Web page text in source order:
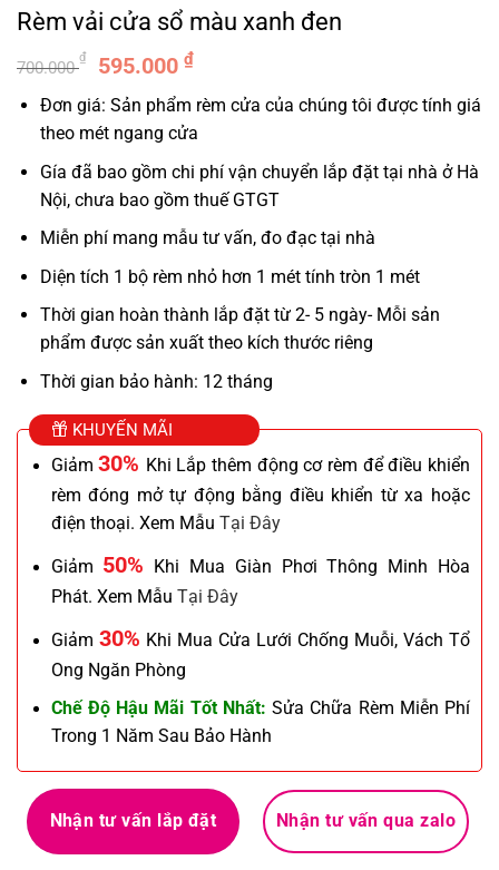
Rèm vải cửa sổ màu xanh đen
700.000
₫
Giá
gốc
là:
700.000 ₫.
595.000 ₫Giá
hiện
tại
là:
595.000 ₫.
Đơn giá: Sản phẩm rèm cửa của chúng tôi được tính giá
theo mét ngang cửa
Gía đã bao gồm chi phí vận chuyển lắp đặt tại nhà ở Hà
Nội, chưa bao gồm thuế GTGT
Miễn phí mang mẫu tư vấn, đo đạc tại nhà
Diện tích 1 bộ rèm nhỏ hơn 1 mét tính tròn 1 mét
Thời gian hoàn thành lắp đặt từ 2- 5 ngày- Mỗi sản
phẩm được sản xuất theo kích thước riêng
Thời gian bảo hành: 12 tháng
KHUYẾN MÃI
Giảm30% Khi Lắp thêm động cơ rèm để điều khiển
rèm đóng mở tự động bằng điều khiển từ xa hoặc
điện thoại. Xem Mẫu Tại Đây
Giảm 50% Khi Mua Giàn Phơi Thông Minh Hòa
Phát. Xem Mẫu Tại Đây
Giảm 30% Khi Mua Cửa Lưới Chống Muỗi, Vách Tổ
Ong Ngăn Phòng
Chế Độ Hậu Mãi Tốt Nhất: Sửa Chữa Rèm Miễn Phí
Trong 1 Năm Sau Bảo Hành
Nhận tư vấn lắp đặt Nhận tư vấn qua zalo